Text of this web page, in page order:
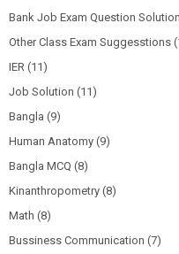
Bank Job Exam Question Solution
Other Class Exam Suggesstions
IER (11)
Job Solution (11)
Bangla (9)
Human Anatomy (9)
Bangla MCQ (8)
Kinanthropometry (8)
Math (8)
Bussiness Communication (7)